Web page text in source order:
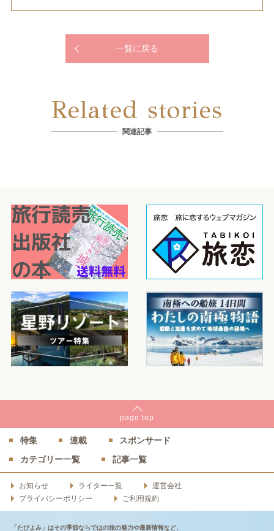
一覧に戻る
Related stories
関連記事
page top
特集 連載
スポンサード
カテゴリー一覧
記事一覧
お知らせ ライター一覧
運営会社
プライバシーポリシー
ご利用規約
「たびよみ」はその季節ならではの旅の魅力や最新情報など、